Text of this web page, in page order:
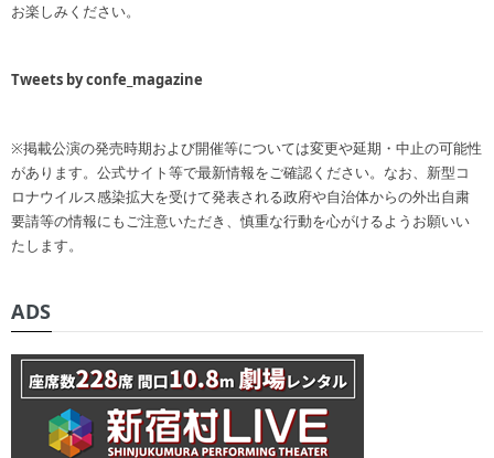
お楽しみください。
Tweets by confe_magazine
※掲載公演の発売時期および開催等については変更や延期・中止の可能性
があります。公式サイト等で最新情報をご確認ください。なお、新型コ
ロナウイルス感染拡大を受けて発表される政府や自治体からの外出自粛
要請等の情報にもご注意いただき、慎重な行動を心がけるようお願いい
たします。
ADS